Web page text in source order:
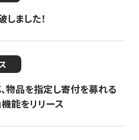
ました！
物品を指定し寄付を募れる
能をリリース